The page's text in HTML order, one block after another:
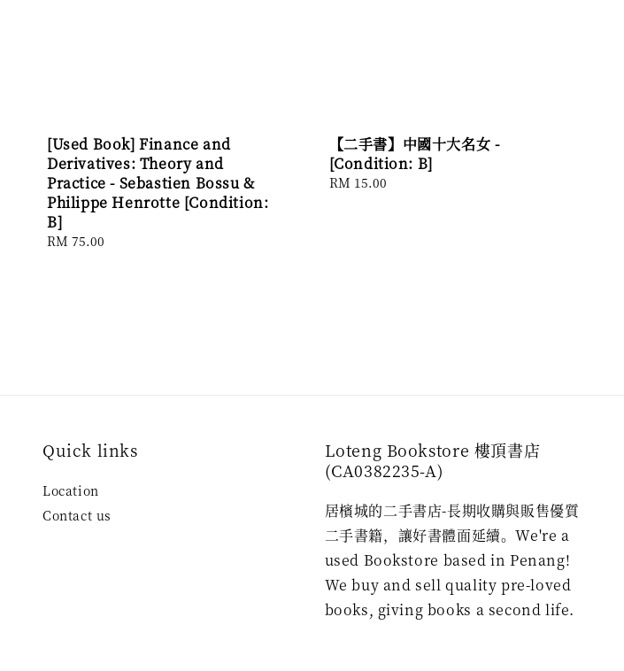
[Used Book] Finance and
Derivatives: Theory and
Practice - Sebastien Bossu &
Philippe Henrotte [Condition:
B]
Regular
RM 75.00
【二手書】中國十大名女 -
[Condition: B]
Regular
RM 15.00
Quick links
Location
Contact us
Loteng Bookstore 樓頂書店
(CA0382235-A)
居檳城的二手書店-長期收購與販售優質
二手書籍，讓好書體面延續。We're a
used Bookstore based in Penang!
We buy and sell quality pre-loved
books, giving books a second life.